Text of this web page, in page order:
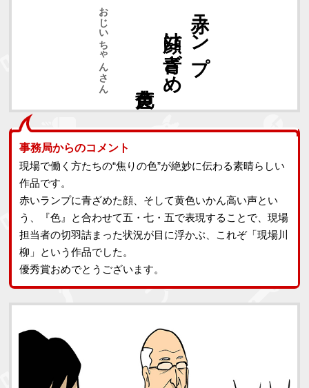
赤ランプ
顔は青ざめ
おじいちゃんさん
事務局からのコメント
現場で働く方たちの“焦りの色”が絶妙に伝わる素晴らしい
作品です。
赤いランプに青ざめた顔、そして黄色いかん高い声とい
う、『色』と合わせて五・七・五で表現することで、現場
担当者の切羽詰まった状況が目に浮かぶ、これぞ「現場川
柳」という作品でした。
優秀賞おめでとうございます。